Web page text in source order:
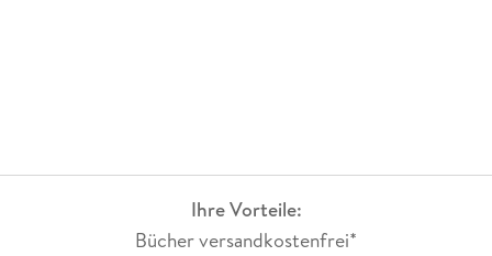
Ihre Vorteile:
Bücher versandkostenfrei*